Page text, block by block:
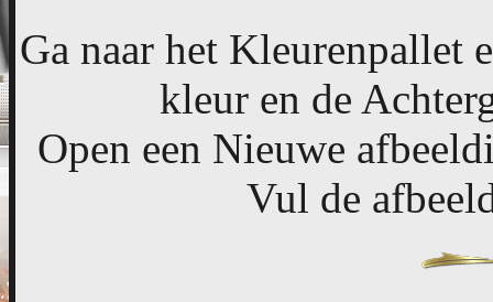
Ga naar het Kleurenpallet
kleur en de
Open een Nieuwe
Vul de